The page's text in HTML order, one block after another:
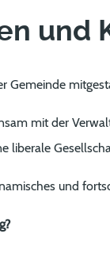
und
Gemeinde
mit der
liberale
und